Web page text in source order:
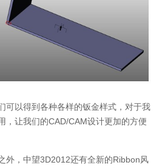
可以得到各种各样的钣金样式，对于我
，让我们的CAD/CAM设计更加的方便
，中望3D2012还有全新的Ribbon风